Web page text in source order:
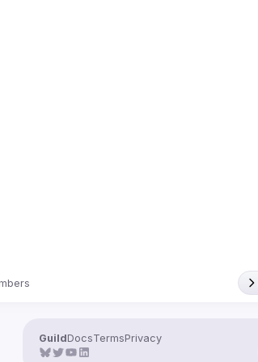
GuildDocsTermsPrivacy